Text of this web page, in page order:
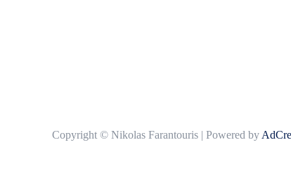
Copyright © Nikolas Farantouris | Powered by